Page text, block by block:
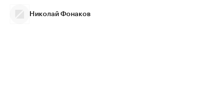
Николай Фонаков